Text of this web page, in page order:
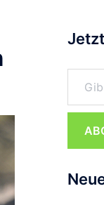
Gib deine E-Mail-Adresse ein ...